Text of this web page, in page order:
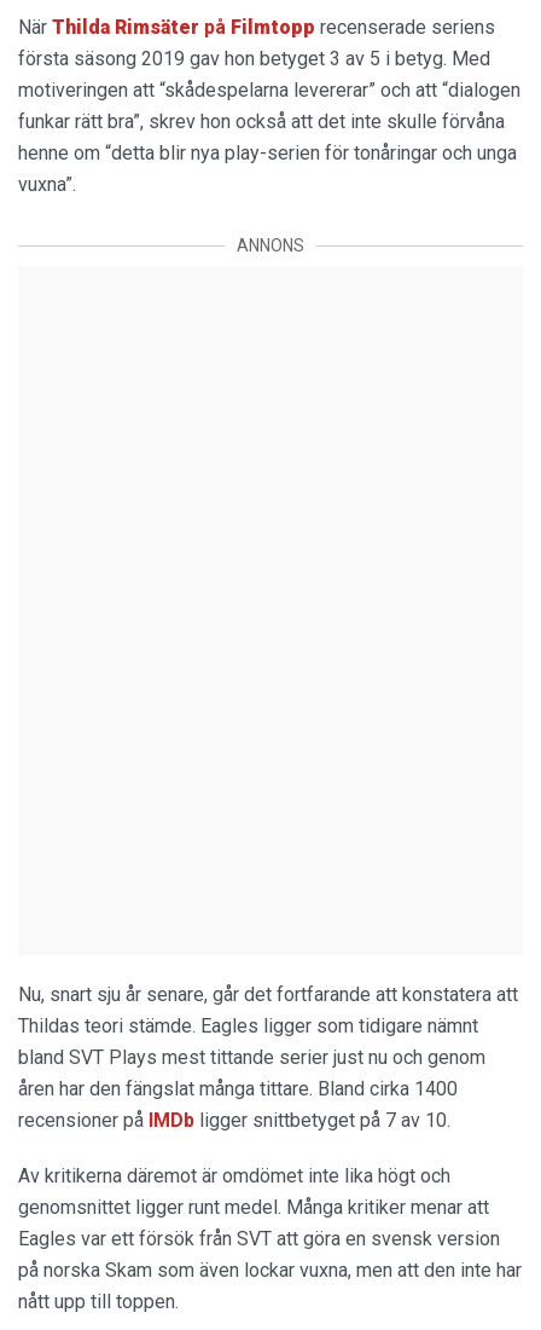
När Thilda Rimsäter på Filmtopp recenserade seriens
första säsong 2019 gav hon betyget 3 av 5 i betyg. Med
motiveringen att “skådespelarna levererar” och att “dialogen
funkar rätt bra”, skrev hon också att det inte skulle förvåna
henne om “detta blir nya play-serien för tonåringar och unga
vuxna”.
ANNONS
Nu, snart sju år senare, går det fortfarande att konstatera att
Thildas teori stämde. Eagles ligger som tidigare nämnt
bland SVT Plays mest tittande serier just nu och genom
åren har den fängslat många tittare. Bland cirka 1400
recensioner på IMDb ligger snittbetyget på 7 av 10.
Av kritikerna däremot är omdömet inte lika högt och
genomsnittet ligger runt medel. Många kritiker menar att
Eagles var ett försök från SVT att göra en svensk version
på norska Skam som även lockar vuxna, men att den inte har
nått upp till toppen.